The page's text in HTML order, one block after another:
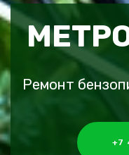
Ремонт
+7